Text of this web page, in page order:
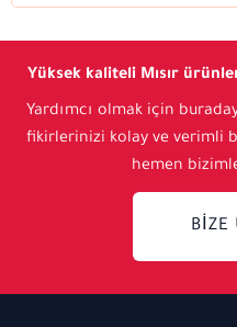
Yüksek kaliteli Mısır
Yardımcı olmak için
fikirlerinizi kolay ve verimli
hemen
BIZE